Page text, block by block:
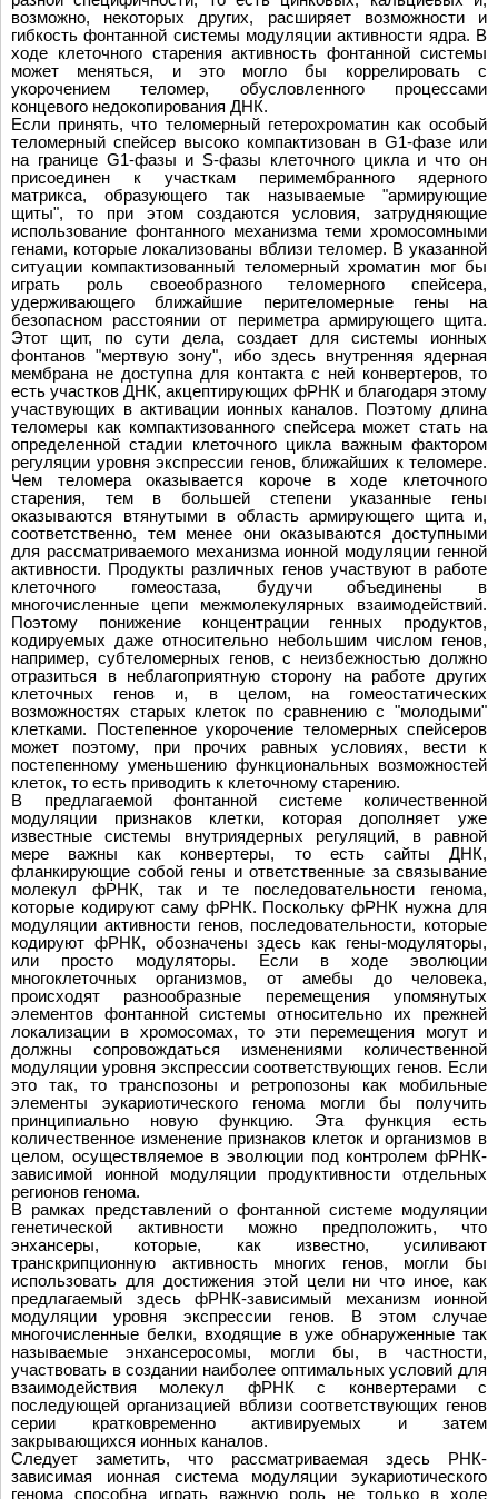
возможно, некоторых других, расширяет возможности и
гибкость фонтанной системы модуляции активности ядра. В
ходе клеточного старения активность фонтанной системы
может меняться, и это могло бы коррелировать с
укорочением теломер, обусловленного процессами
концевого недокопирования ДНК.
Если принять, что теломерный гетерохроматин как особый
теломерный спейсер высоко компактизован в G1-фазе или
на границе G1-фазы и S-фазы клеточного цикла и что он
присоединен к участкам перимембранного ядерного
матрикса, образующего так называемые "армирующие
щиты", то при этом создаются условия, затрудняющие
использование фонтанного механизма теми хромосомными
генами, которые локализованы вблизи теломер. В указанной
ситуации компактизованный теломерный хроматин мог бы
играть роль своеобразного теломерного спейсера,
удерживающего ближайшие перителомерные гены на
безопасном расстоянии от периметра армирующего щита.
Этот щит, по сути дела, создает для системы ионных
фонтанов "мертвую зону", ибо здесь внутренняя ядерная
мембрана не доступна для контакта с ней конвертеров, то
есть участков ДНК, акцептирующих фРНК и благодаря этому
участвующих в активации ионных каналов. Поэтому длина
теломеры как компактизованного спейсера может стать на
определенной стадии клеточного цикла важным фактором
регуляции уровня экспрессии генов, ближайших к теломере.
Чем теломера оказывается короче в ходе клеточного
старения, тем в большей степени указанные гены
оказываются втянутыми в область армирующего щита и,
соответственно, тем менее они оказываются доступными
для рассматриваемого механизма ионной модуляции генной
активности. Продукты различных генов участвуют в работе
клеточного гомеостаза, будучи объединены в
многочисленные цепи межмолекулярных взаимодействий.
Поэтому понижение концентрации генных продуктов,
кодируемых даже относительно небольшим числом генов,
например, субтеломерных генов, с неизбежностью должно
отразиться в неблагоприятную сторону на работе других
клеточных генов и, в целом, на гомеостатических
возможностях старых клеток по сравнению с "молодыми"
клетками. Постепенное укорочение теломерных спейсеров
может поэтому, при прочих равных условиях, вести к
постепенному уменьшению функциональных возможностей
клеток, то есть приводить к клеточному старению.
В предлагаемой фонтанной системе количественной
модуляции признаков клетки, которая дополняет уже
известные системы внутриядерных регуляций, в равной
мере важны как конвертеры, то есть сайты ДНК,
фланкирующие собой гены и ответственные за связывание
молекул фРНК, так и те последовательности генома,
которые кодируют саму фРНК. Поскольку фРНК нужна для
модуляции активности генов, последовательности, которые
кодируют фРНК, обозначены здесь как гены-модуляторы,
или просто модуляторы. Если в ходе эволюции
многоклеточных организмов, от амебы до человека,
происходят разнообразные перемещения упомянутых
элементов фонтанной системы относительно их прежней
локализации в хромосомах, то эти перемещения могут и
должны сопровождаться изменениями количественной
модуляции уровня экспрессии соответствующих генов. Если
это так, то транспозоны и ретропозоны как мобильные
элементы эукариотического генома могли бы получить
принципиально новую функцию. Эта функция есть
количественное изменение признаков клеток и организмов в
целом, осуществляемое в эволюции под контролем фРНК-
зависимой ионной модуляции продуктивности отдельных
регионов генома.
В рамках представлений о фонтанной системе модуляции
генетической активности можно предположить, что
энхансеры, которые, как известно, усиливают
транскрипционную активность многих генов, могли бы
использовать для достижения этой цели ни что иное, как
предлагаемый здесь фРНК-зависимый механизм ионной
модуляции уровня экспрессии генов. В этом случае
многочисленные белки, входящие в уже обнаруженные так
называемые энхансеросомы, могли бы, в частности,
участвовать в создании наиболее оптимальных условий для
взаимодействия молекул фРНК с конвертерами с
последующей организацией вблизи соответствующих генов
серии кратковременно активируемых и затем
закрывающихся ионных каналов.
Следует заметить, что рассматриваемая здесь РНК-
зависимая ионная система модуляции эукариотического
генома способна играть важную роль не только в ходе